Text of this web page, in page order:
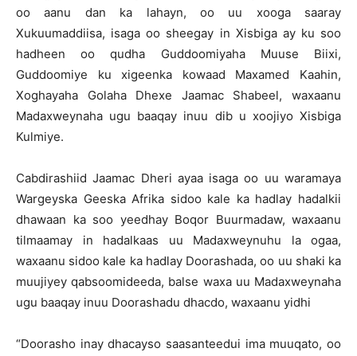
oo aanu dan ka lahayn, oo uu xooga saaray
Xukuumaddiisa, isaga oo sheegay in Xisbiga ay ku soo
hadheen oo qudha Guddoomiyaha Muuse Biixi,
Guddoomiye ku xigeenka kowaad Maxamed Kaahin,
Xoghayaha Golaha Dhexe Jaamac Shabeel, waxaanu
Madaxweynaha ugu baaqay inuu dib u xoojiyo Xisbiga
Kulmiye.
Cabdirashiid Jaamac Dheri ayaa isaga oo uu waramaya
Wargeyska Geeska Afrika sidoo kale ka hadlay hadalkii
dhawaan ka soo yeedhay Boqor Buurmadaw, waxaanu
tilmaamay in hadalkaas uu Madaxweynuhu la ogaa,
waxaanu sidoo kale ka hadlay Doorashada, oo uu shaki ka
muujiyey qabsoomideeda, balse waxa uu Madaxweynaha
ugu baaqay inuu Doorashadu dhacdo, waxaanu yidhi
“Doorasho inay dhacayso saasanteedui ima muuqato, oo